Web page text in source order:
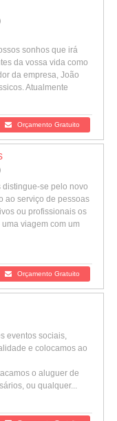
sonhos que irá
da vossa vida como
da empresa, João
Atualmente
Orçamento Gratuito
distingue-se pelo novo
ao serviço de pessoas
ou profissionais os
viagem com um
Orçamento Gratuito
eventos sociais,
e colocamos ao
o aluguer de
ou qualquer...